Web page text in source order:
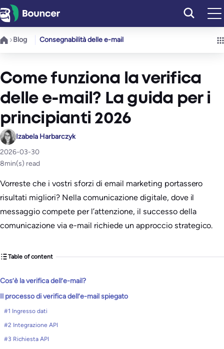
Vai
al
contenuto
Blog Consegnabilità delle e-mail
Come funziona la verifica
delle e-mail? La guida per i
principianti 2026
Izabela Harbarczyk
2026-03-30
8min(s) read
Vorreste che i vostri sforzi di email marketing portassero
risultati migliori? Nella comunicazione digitale, dove il
messaggio compete per l’attenzione, il successo della
comunicazione via e-mail richiede un approccio strategico.
Table of content
Cos’è la verifica dell’e-mail?
Il processo di verifica dell’e-mail spiegato
#1 Ingresso dati
#2 Integrazione API
#3 Richiesta API